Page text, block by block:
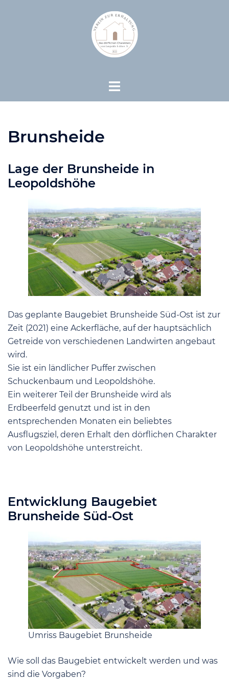
Menü
Brunsheide
Lage der Brunsheide in
Leopoldshöhe
Das geplante Baugebiet Brunsheide Süd-Ost ist zur
Zeit (2021) eine Ackerfläche, auf der hauptsächlich
Getreide von verschiedenen Landwirten angebaut
wird.
Sie ist ein ländlicher Puffer zwischen
Schuckenbaum und Leopoldshöhe.
Ein weiterer Teil der Brunsheide wird als
Erdbeerfeld genutzt und ist in den
entsprechenden Monaten ein beliebtes
Ausflugsziel, deren Erhalt den dörflichen Charakter
von Leopoldshöhe unterstreicht.
Entwicklung Baugebiet
Brunsheide Süd-Ost
Umriss Baugebiet Brunsheide
Wie soll das Baugebiet entwickelt werden und was
sind die Vorgaben?